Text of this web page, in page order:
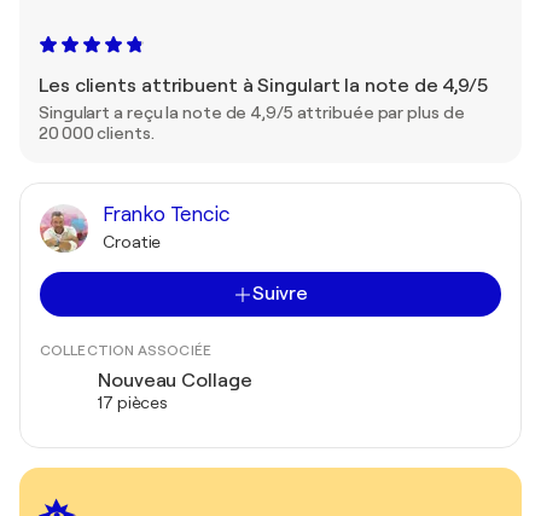
Les clients attribuent à Singulart la note de 4,9/5
Singulart a reçu la note de 4,9/5 attribuée par plus de
20 000 clients.
Franko Tencic
Croatie
Suivre
COLLECTION ASSOCIÉE
Nouveau Collage
17 pièces